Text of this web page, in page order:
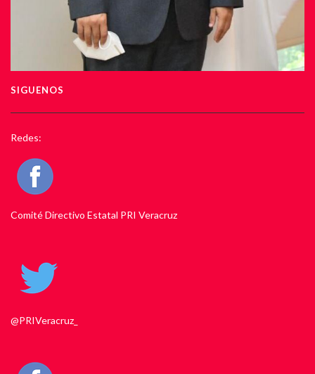
SIGUENOS
Redes:
Comité Directivo Estatal PRI Veracruz
@PRIVeracruz_